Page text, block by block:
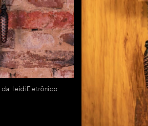
da Heidi Eletrônico